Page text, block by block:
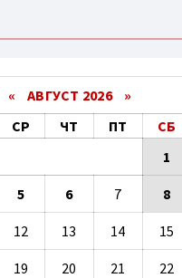
« АВГУСТ 2026 »
СР ЧТ ПТ СБ
1
5 6 7 8
12 13 14 15
19 20 21 22